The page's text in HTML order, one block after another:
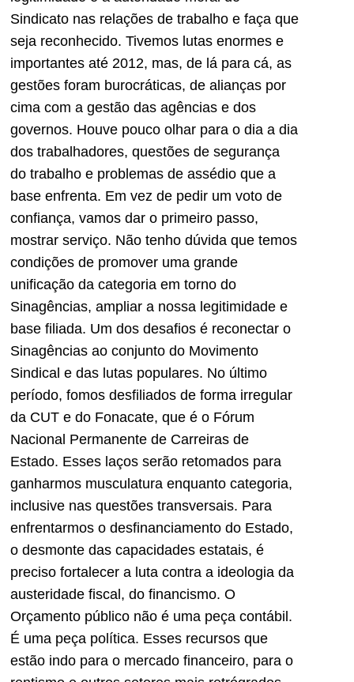
Sindicato nas relações de trabalho e faça que
seja reconhecido. Tivemos lutas enormes e
importantes até 2012, mas, de lá para cá, as
gestões foram burocráticas, de alianças por
cima com a gestão das agências e dos
governos. Houve pouco olhar para o dia a dia
dos trabalhadores, questões de segurança
do trabalho e problemas de assédio que a
base enfrenta. Em vez de pedir um voto de
confiança, vamos dar o primeiro passo,
mostrar serviço. Não tenho dúvida que temos
condições de promover uma grande
unificação da categoria em torno do
Sinagências, ampliar a nossa legitimidade e
base filiada. Um dos desafios é reconectar o
Sinagências ao conjunto do Movimento
Sindical e das lutas populares. No último
período, fomos desfiliados de forma irregular
da CUT e do Fonacate, que é o Fórum
Nacional Permanente de Carreiras de
Estado. Esses laços serão retomados para
ganharmos musculatura enquanto categoria,
inclusive nas questões transversais. Para
enfrentarmos o desfinanciamento do Estado,
o desmonte das capacidades estatais, é
preciso fortalecer a luta contra a ideologia da
austeridade fiscal, do financismo. O
Orçamento público não é uma peça contábil.
É uma peça política. Esses recursos que
estão indo para o mercado financeiro, para o